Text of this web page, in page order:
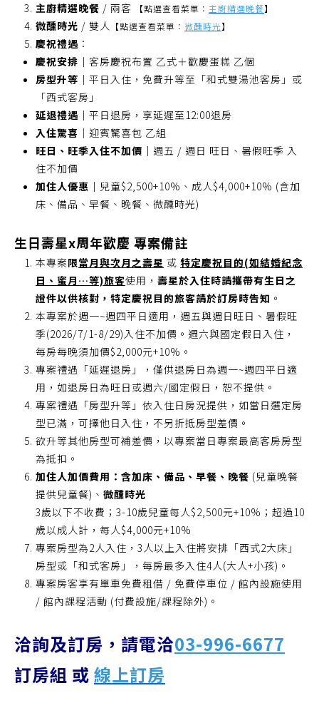
主廚精選晚餐 / 兩客 【點選查看菜單： 主廚精選晚餐】
微醺時光 / 雙人 【點選查看菜單： 微醺時光】
慶祝禮遇 ：
慶祝安排｜ 客房慶祝布置 乙式＋歡慶蛋糕 乙個
房型升等｜ 平日入住，免費升等至「和式雙湯池客房」或
「西式客房」
延退禮遇｜ 平日退房，享延遲至12:00退房
入住驚喜 ｜迎賓驚喜包 乙組
旺日、旺季入住不加價｜ 週五 / 週日 旺日、暑假旺季 入
住不加價
加住人優惠｜ 兒童$2,500+10%、成人$4,000+10% (含加
床、備品、早餐、晚餐、微醺時光)
生日壽星x周年歡慶 專案備註
本專案限當月與次月之壽星 或 特定慶祝目的(如結婚紀念
日、蜜月…等)旅客使用， 壽星於入住時請攜帶有生日之
證件以供核對，特定慶祝目的旅客請於訂房時告知 。
本專案於週一~週四平日適用，週五與週日旺日、暑假旺
季(2026/7/1-8/29)入住不加價。週六與國定假日入住，
每房每晚須加價$2,000元+10%。
專案禮遇「延遲退房」，僅供退房日為週一~週四平日適
用，如退房日為旺日或週六/國定假日，恕不提供。
專案禮遇「房型升等」依入住日房況提供，如當日選定房
型已滿，可擇他日入住，不另折抵房型差價。
欲升等其他房型可補差價，以專案當日專案最高客房房型
為抵扣。
加住人加價費用：含加床、備品、早餐、晚餐 (兒童晚餐
提供兒童餐)、 微醺時光
3歲以下不收費；3-10歲兒童每人$2,500元+10%；超過10
歲以成人計，每人$4,000元+10%
專案房型為2人入住，3人以上入住將安排「西式2大床」
房型或「和式客房」，每房最多入住4人(大人+小孩)。
專案房客享有單車免費租借 / 免費停車位 / 館內設施使用
/ 館內課程活動 (付費設施/課程除外)。
洽詢及訂房，請電洽03-996-6677
訂房組 或 線上訂房